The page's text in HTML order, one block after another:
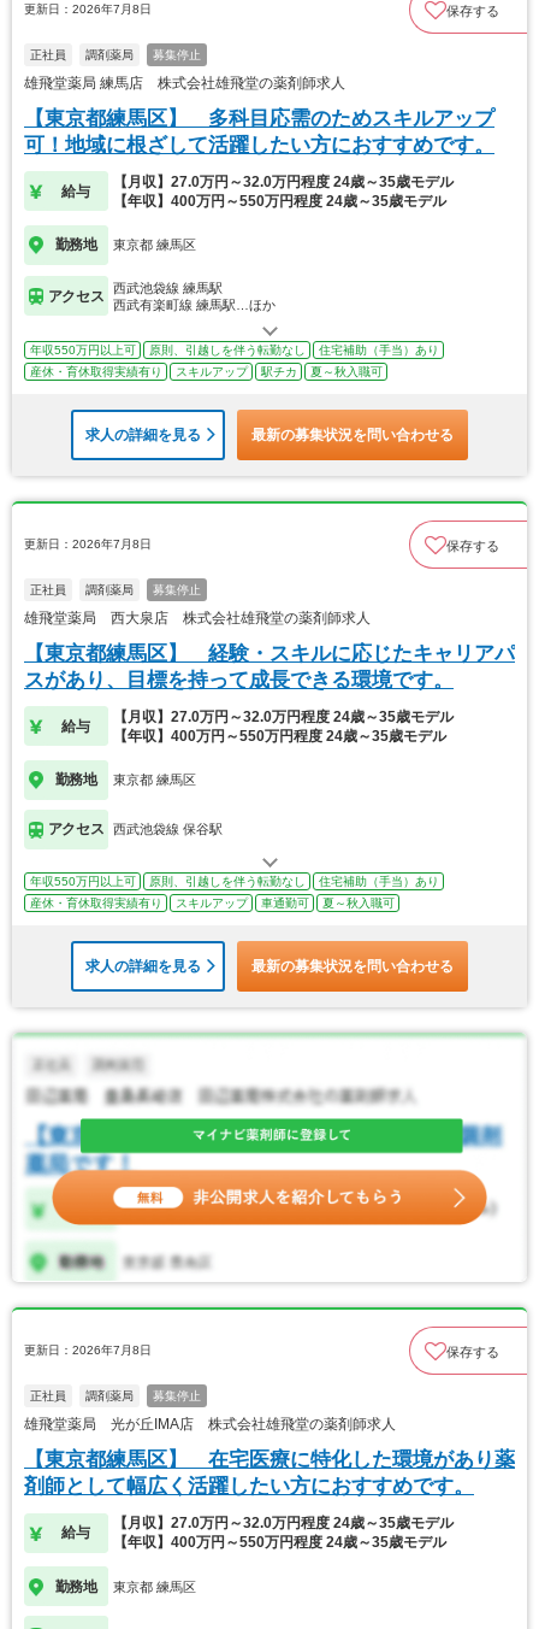
更新日：2026年7月8日 保存する
正社員 調剤薬局 募集停止
雄飛堂薬局 練馬店 株式会社雄飛堂の薬剤師求人
【東京都練馬区】 多科目応需のためスキルアップ
可！地域に根ざして活躍したい方におすすめです。
給与
【月収】27.0万円～32.0万円程度 24歳～35歳モデル
【年収】400万円～550万円程度 24歳～35歳モデル
勤務地 東京都 練馬区
アクセス
西武池袋線 練馬駅
西武有楽町線 練馬駅…ほか
年収550万円以上可 原則、引越しを伴う転勤なし
住宅補助（手当）あり
産休・育休取得実績有り
スキルアップ 駅チカ 夏～秋入職可
求人の詳細を見る 最新の募集状況を問い合わせる
更新日：2026年7月8日 保存する
正社員 調剤薬局 募集停止
雄飛堂薬局 西大泉店 株式会社雄飛堂の薬剤師求人
【東京都練馬区】 経験・スキルに応じたキャリアパ
スがあり、目標を持って成長できる環境です。
給与
【月収】27.0万円～32.0万円程度 24歳～35歳モデル
【年収】400万円～550万円程度 24歳～35歳モデル
勤務地 東京都 練馬区
アクセス 西武池袋線 保谷駅
年収550万円以上可 原則、引越しを伴う転勤なし
住宅補助（手当）あり
産休・育休取得実績有り
スキルアップ 車通勤可 夏～秋入職可
求人の詳細を見る 最新の募集状況を問い合わせる
更新日：2026年7月8日 保存する
正社員 調剤薬局 募集停止
雄飛堂薬局 光が丘IMA店 株式会社雄飛堂の薬剤師求人
【東京都練馬区】 在宅医療に特化した環境があり薬
剤師として幅広く活躍したい方におすすめです。
給与
【月収】27.0万円～32.0万円程度 24歳～35歳モデル
【年収】400万円～550万円程度 24歳～35歳モデル
勤務地 東京都 練馬区